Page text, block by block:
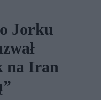
Jorku
na Iran